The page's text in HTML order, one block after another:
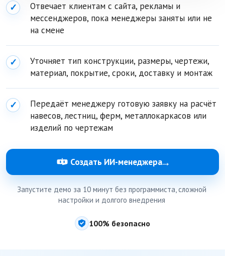
✓
Отвечает клиентам с сайта, рекламы и
мессенджеров, пока менеджеры заняты или не
на смене
✓
Уточняет тип конструкции, размеры, чертежи,
материал, покрытие, сроки, доставку и монтаж
✓
Передаёт менеджеру готовую заявку на расчёт
навесов, лестниц, ферм, металлокаркасов или
изделий по чертежам
Создать ИИ-менеджера→
Запустите демо за 10 минут без программиста, сложной
настройки и долгого внедрения
100% безопасно